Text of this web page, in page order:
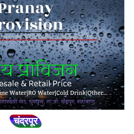
चंद्रपूर